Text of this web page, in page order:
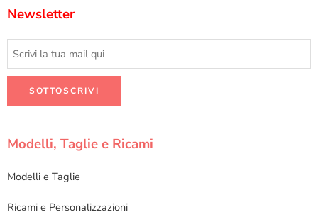
Newsletter
Modelli, Taglie e Ricami
Modelli e Taglie
Ricami e Personalizzazioni